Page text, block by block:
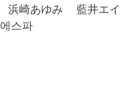
浜崎あゆみ
藍井エイ
에스파